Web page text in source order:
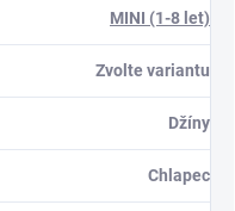
MINI (1-8 let)
Zvolte variantu
Džíny
Chlapec